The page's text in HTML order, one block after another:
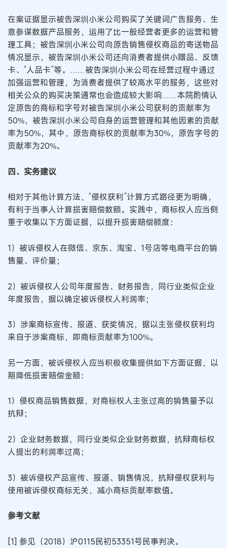
在案证据显示被告深圳小米公司购买了关键词广告服务、生
意参谋数据产品服务，运用了比一般经营者更多的运营和管
理工具；被告深圳小米公司向原告销售侵权商品的寄送物品
情况显示，被告深圳小米公司还向消费者提供小赠品、反馈
卡、“人品卡”等。……被告深圳小米公司在经营过程中通过
加强运营和管理，为消费者提供了较高水平的服务，这些对
相关公众的购买决策通常也会造成较大影响……本院酌情认
定原告的商标和字号对被告深圳小米公司获利的贡献率为
50%，被告深圳小米公司自身的运营管理和其他因素的贡献
率为50%，其中，原告商标权的贡献率为30%，原告字号的
贡献率为20%。
四、实务建议
相对于其他计算方法，“侵权获利”计算方式路径更为明确，
有利于当事人计算损害赔偿数额。实践中，商标权人应当侧
重于收集以下方面证据，以提升损害赔偿额度：
1）被诉侵权人在微信、京东、淘宝、1号店等电商平台的销
售量、评价量；
2）被诉侵权人公司年度报告、财务报告，同行业类似企业
年度报告，据以确定被诉侵权人利润率；
3）涉案商标宣传、报道、获奖情况，据以主张侵权获利均
来自于涉案商标，即商标贡献率为100%。
另一方面，被诉侵权人应当积极收集提供如下方面证据，以
期降低损害赔偿金额：
1）侵权商品销售数据，对商标权人主张过高的销售量予以
抗辩；
2）企业财务数据，同行业类似企业财务数据，抗辩商标权
人提出的利润率过高；
3）被诉侵权产品宣传、报道、销售情况，抗辩侵权获利与
使用被诉侵权商标无关，减小商标贡献率数值。
参考文献
[1] 参见（2018）沪0115民初53351号民事判决。